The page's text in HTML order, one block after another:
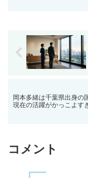
岡本多緒は千葉県出身の
現在の活躍がかっこよす
コメント